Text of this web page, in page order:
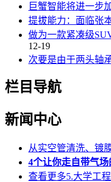
巨蟹智能将进一步
提拔能力：面临张
做为一款紧凑级
12-19
次要是由于两头轴
栏目导航
新闻中心
从实空管清洗、镀
4个让你走自带气场
查看更多5.大学工